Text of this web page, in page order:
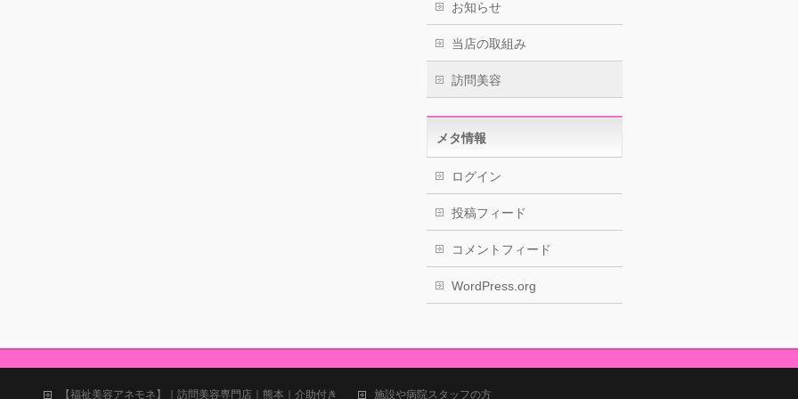
お知らせ
当店の取組み
訪問美容
メタ情報
ログイン
投稿フィード
コメントフィード
WordPress.org
【福祉美容アネモネ】｜訪問美容専門店｜熊本｜介助付き 施設や病院スタッフの方